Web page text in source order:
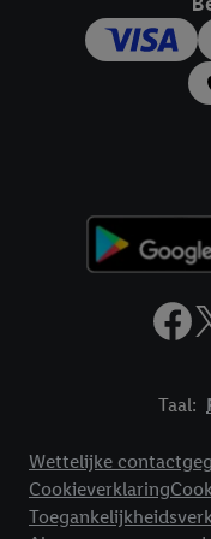
Taal:
Wettelijke
Cookieverklaring
trekken, vindt u in onze
impressum hier.